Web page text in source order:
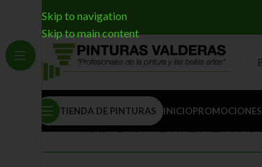
Skip to navigation
Skip to main content
TIENDA DE PINTURAS INICIOPROMOCIONES
Inicio/HERRAMIENTAS